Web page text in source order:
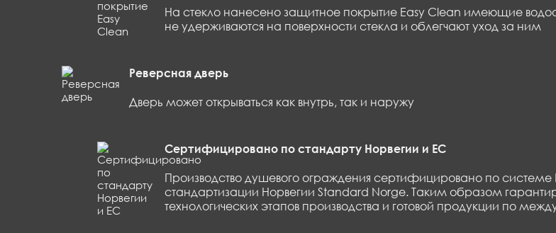
На стекло нанесено защитное покрытие Easy Clean имеющие
не удерживаются на поверхности стекла и облегчают уход за ним
Реверсная дверь
Дверь может открываться как внутрь, так и наружу
Сертифицировано по стандарту Норвегии и EC
Производство душевого ограждения сертифицировано по системе
стандартизации Норвегии Standard Norge. Таким образом
технологических этапов производства и готовой продукции по